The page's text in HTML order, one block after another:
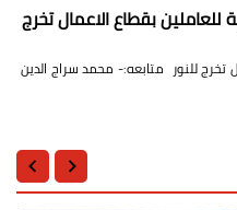
للعاملين بقطاع الاعمال تخرج
تخرج للنور متابعه:- محمد سراج الدين